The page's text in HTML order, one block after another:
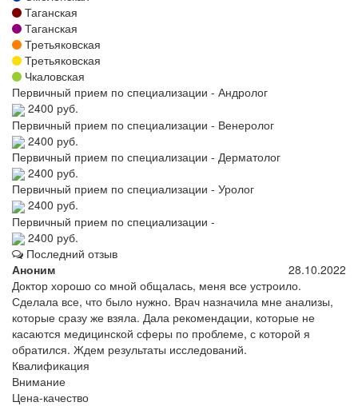
Таганская
Таганская
Третьяковская
Третьяковская
Чкаловская
Первичный прием по специализации - Андролог
2400 руб.
Первичный прием по специализации - Венеролог
2400 руб.
Первичный прием по специализации - Дерматолог
2400 руб.
Первичный прием по специализации - Уролог
2400 руб.
Первичный прием по специализации -
2400 руб.
Последний отзыв
Аноним
28.10.2022
Доктор хорошо со мной общалась, меня все устроило.
Сделала все, что было нужно. Врач назначила мне анализы,
которые сразу же взяла. Дала рекомендации, которые не
касаются медицинской сферы по проблеме, с которой я
обратился. Ждем результаты исследований.
Квалификация
Внимание
Цена-качество